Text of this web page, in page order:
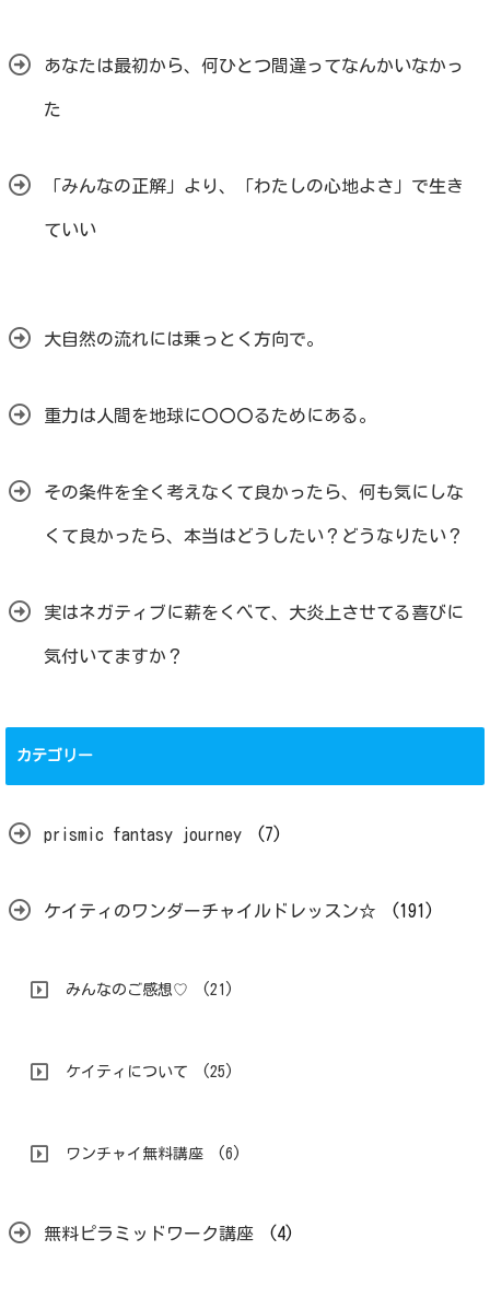
あなたは最初から、何ひとつ間違ってなんかいなかっ
た
「みんなの正解」より、「わたしの心地よさ」で生き
ていい
大自然の流れには乗っとく方向で。
重力は人間を地球に〇〇〇るためにある。
その条件を全く考えなくて良かったら、何も気にしな
くて良かったら、本当はどうしたい？どうなりたい？
実はネガティブに薪をくべて、大炎上させてる喜びに
気付いてますか？
カテゴリー
prismic fantasy journey (7)
ケイティのワンダーチャイルドレッスン☆ (191)
みんなのご感想♡ (21)
ケイティについて (25)
ワンチャイ無料講座 (6)
無料ピラミッドワーク講座 (4)